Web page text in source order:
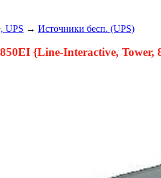
UPS → Источники бесп. (UPS)
{Line-Interactive, Tower,